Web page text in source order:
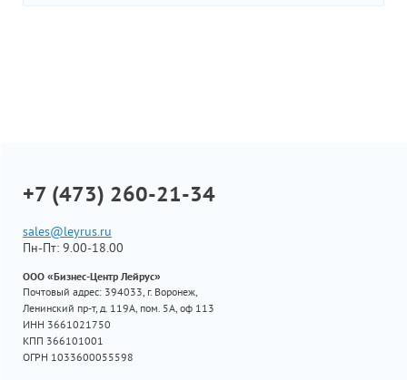
+7 (473) 260-21-34
sales@leyrus.ru
Пн-Пт: 9.00-18.00
ООО «Бизнес-Центр Лейрус»
Почтовый адрес: 394033, г. Воронеж,
Ленинский пр-т, д. 119А, пом. 5А, оф 113
ИНН 3661021750
КПП 366101001
ОГРН 1033600055598